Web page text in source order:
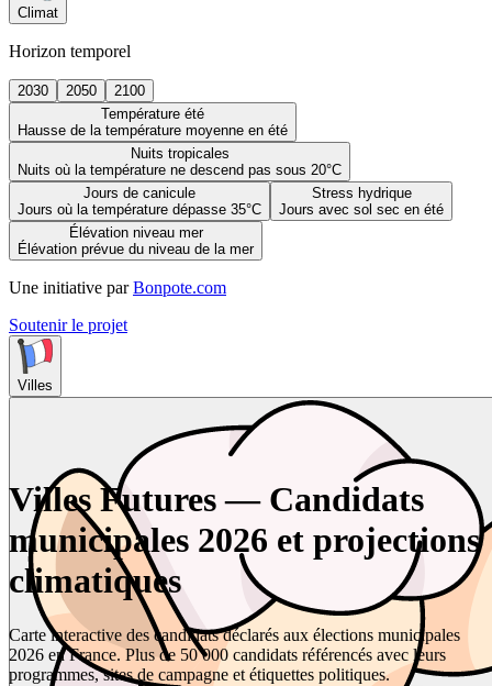
Climat
Horizon temporel
2030 2050
2100
Température été
Hausse de la température moyenne en été
Nuits tropicales
Nuits où la température ne descend pas sous 20°C
Jours de canicule
Jours où la température dépasse 35°C
Stress hydrique
Jours avec sol sec en été
Élévation niveau mer
Élévation prévue du niveau de la mer
Une initiative par Bonpote.com
Soutenir le projet
Villes
Villes Futures — Candidats
municipales 2026 et projections
climatiques
Carte interactive des candidats déclarés aux élections municipales
2026 en France. Plus de 50 000 candidats référencés avec leurs
programmes, sites de campagne et étiquettes politiques.